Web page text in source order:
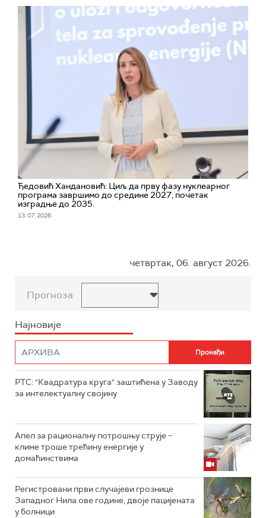
Ђедовић Хандановић: Циљ да прву фазу нуклеарног
програма завршимо до средине 2027, почетак
изградње до 2035.
13. 07. 2026.
четвртак, 06. август 2026.
Прогноза
Најновије
РТС: "Квадратура круга" заштићена у Заводу
за интелектуалну својину
Апел за рационалну потрошњу струје –
климе троше трећину енергије у
домаћинствима
Регистровани први случајеви грознице
Западног Нила ове године, двоје пацијената
у болници